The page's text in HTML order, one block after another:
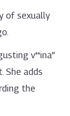
of sexually
v**ina”
She adds
the